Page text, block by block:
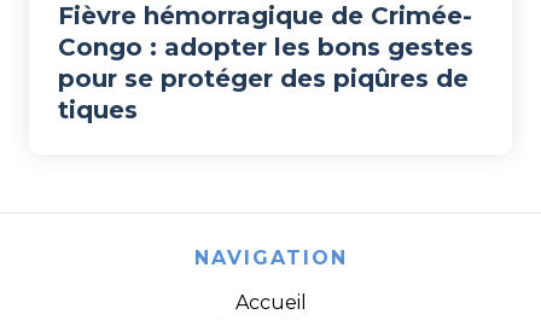
Fièvre hémorragique de Crimée-
Congo : adopter les bons gestes
pour se protéger des piqûres de
tiques
NAVIGATION
Accueil